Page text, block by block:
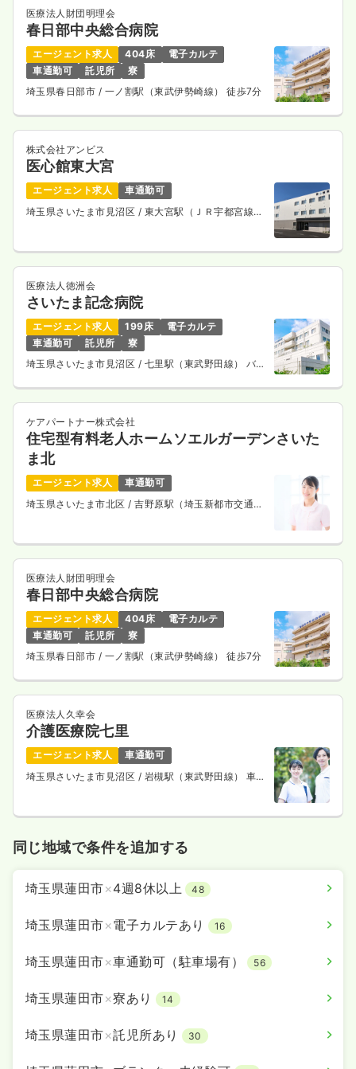
医療法人財団明理会
春日部中央総合病院
エージェント求人 404床
電子カルテ
車通勤可
託児所
寮
埼玉県春日部市 / 一ノ割駅（東武伊勢崎線） 徒歩7分
株式会社アンビス
医心館東大宮
エージェント求人
車通勤可
埼玉県さいたま市見沼区 / 東大宮駅（ＪＲ宇都宮線・
医療法人徳洲会
さいたま記念病院
エージェント求人 199床
電子カルテ
車通勤可
託児所
寮
埼玉県さいたま市見沼区 / 七里駅（東武野田線） バス
ケアパートナー株式会社
住宅型有料老人ホームソエルガーデンさいた
ま北
エージェント求人
車通勤可
埼玉県さいたま市北区 / 吉野原駅（埼玉新都市交通ニ
医療法人財団明理会
春日部中央総合病院
エージェント求人 404床
電子カルテ
車通勤可
託児所
寮
埼玉県春日部市 / 一ノ割駅（東武伊勢崎線） 徒歩7分
医療法人久幸会
介護医療院七里
エージェント求人
車通勤可
埼玉県さいたま市見沼区 / 岩槻駅（東武野田線） 車12
同じ地域で条件を追加する
埼玉県蓮田市×4週8休以上 48
埼玉県蓮田市×電子カルテあり 16
埼玉県蓮田市×車通勤可（駐車場有） 56
埼玉県蓮田市×寮あり 14
埼玉県蓮田市×託児所あり 30